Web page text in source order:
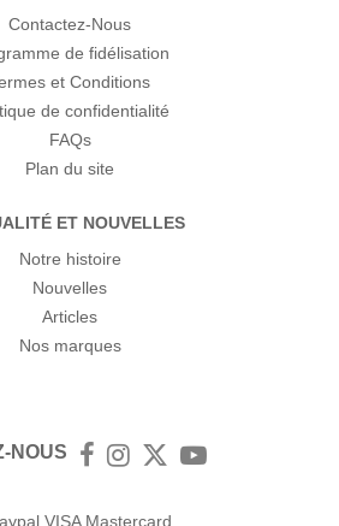
Contactez-Nous
de fidélisation
et Conditions
de confidentialité
FAQs
Plan du site
ET NOUVELLES
Notre histoire
Nouvelles
Articles
Nos marques
NOUS FacebookInstagram
TwitterYouTube